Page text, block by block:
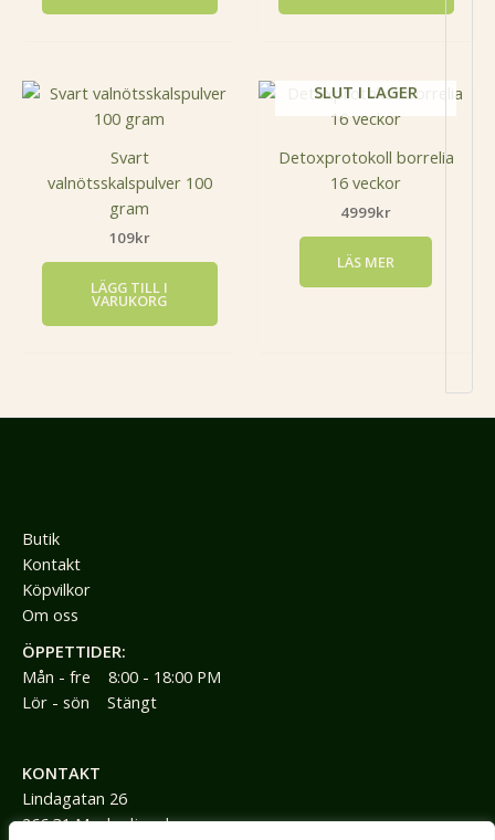
Svart
valnötsskalspulver 100
gram
109kr
LÄGG TILL I
VARUKORG
SLUT I LAGER
Detoxprotokoll borrelia
16 veckor
4999kr
LÄS MER
Butik
Kontakt
Köpvilkor
Om oss
ÖPPETTIDER:
Mån - fre 8:00 - 18:00 PM
Lör - sön Stängt
KONTAKT
Lindagatan 26
266 31 Munka-ljungby